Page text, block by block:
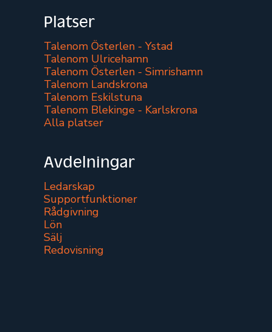
Platser
Talenom Österlen - Ystad
Talenom Ulricehamn
Talenom Österlen - Simrishamn
Talenom Landskrona
Talenom Eskilstuna
Talenom Blekinge - Karlskrona
Alla platser
Avdelningar
Ledarskap
Supportfunktioner
Rådgivning
Lön
Sälj
Redovisning